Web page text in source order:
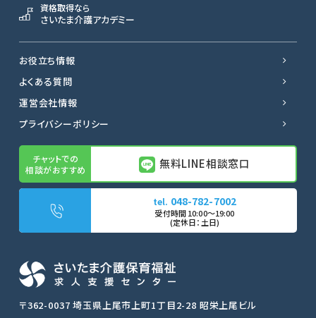
無料LINE相談窓口
転職サポートに申し込む
〒362-0037 埼玉県上尾市上町1丁目2-28 昭栄上尾ビル
資格取得なら
さいたま介護アカデミー
お役立ち情報
よくある質問
運営会社情報
プライバシーポリシー
無料LINE相談窓口
048-782-7002